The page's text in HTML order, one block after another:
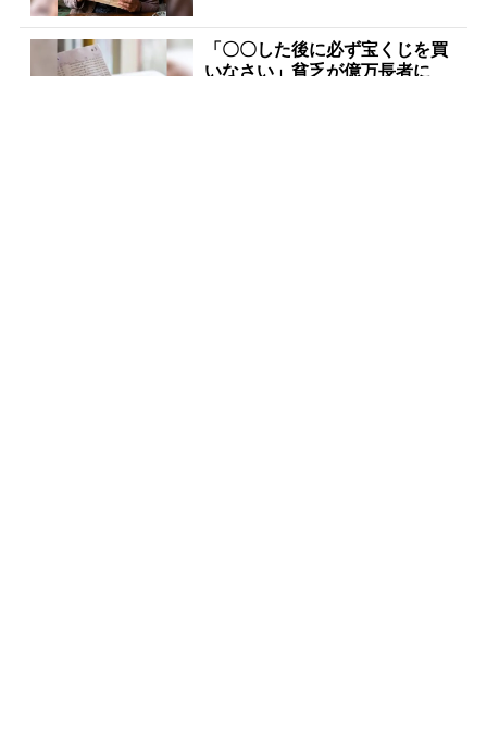
「〇〇した後に必ず宝くじを買
いなさい」貧乏が億万長者に